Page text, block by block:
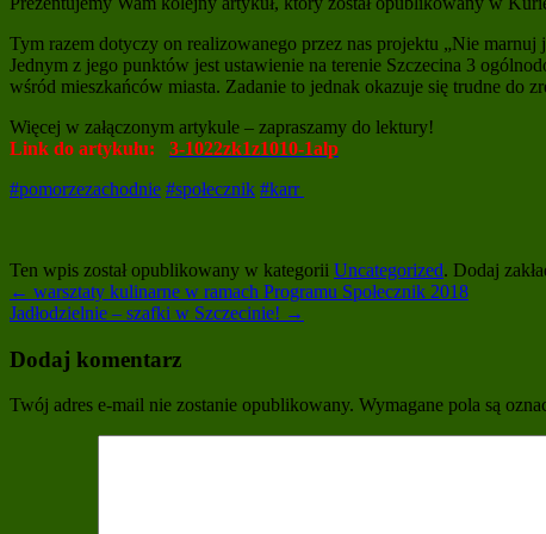
Tym razem dotyczy on realizowanego przez nas projektu „Nie marnuj
Jednym z jego punktów jest ustawienie na terenie Szczecina 3
wśród mieszkańców miasta. Zadanie to jednak okazuje się trudne do
Więcej w załączonym artykule – zapraszamy do lektury!
Link do artykułu: 3-1022zk1z1010-1alp
#pomorzezachodnie #społecznik #karr
Ten wpis został opublikowany w kategorii Uncategorized. Dodaj
← warsztaty kulinarne w ramach Programu Społecznik 2018
Jadłodzielnie – szafki w Szczecinie! →
Dodaj komentarz
Twój adres e-mail nie zostanie opublikowany. Wymagane pola są